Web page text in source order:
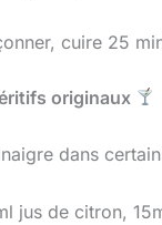
cuire 25
originaux
dans
jus de citron,